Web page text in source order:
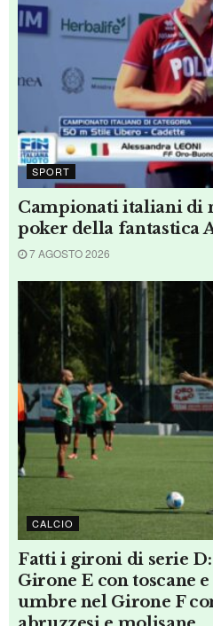
Oltre 13 milioni di
Argentina
DALL'ITALIA
Alunno del Briccialdi il
folgorato
20 LUGLIO 2026